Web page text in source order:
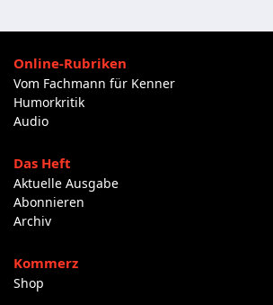
Online-Rubriken
Vom Fachmann für Kenner
Humorkritik
Audio
Das Heft
Aktuelle Ausgabe
Abonnieren
Archiv
Kommerz
Shop